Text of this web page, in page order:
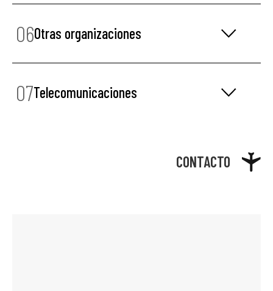
06Otras organizaciones
07Telecomunicaciones
CONTACTO